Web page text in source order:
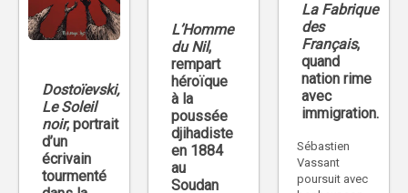
La Fabrique
des
Français,
quand
nation rime
avec
immigration.
Sébastien
Vassant
poursuit avec
L’Homme
du Nil,
rempart
héroïque
à la
poussée
djihadiste
en 1884
au
Soudan
Dostoïevski,
Le Soleil
noir, portrait
d’un
écrivain
tourmenté